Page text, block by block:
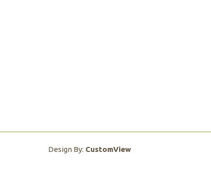
Design By: CustomView